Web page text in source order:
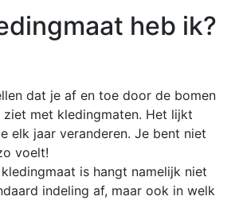
heb ik?
dat je af en toe door de bomen
met kledingmaten. Het lijkt
elk jaar veranderen. Je bent niet
voelt!
is hangt namelijk niet
indeling af, maar ook in welk